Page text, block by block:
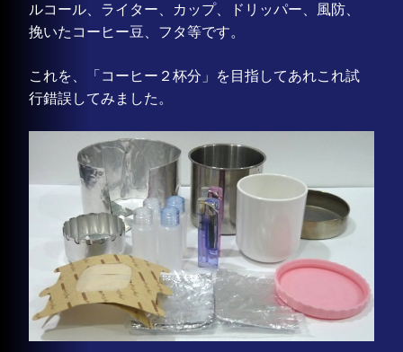
ルコール、ライター、カップ、ドリッパー、風防、
挽いたコーヒー豆、フタ等です。
これを、「コーヒー２杯分」を目指してあれこれ試
行錯誤してみました。